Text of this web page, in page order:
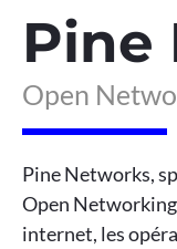
Pine
Open
Pine Networks,
Open Networking
internet, les